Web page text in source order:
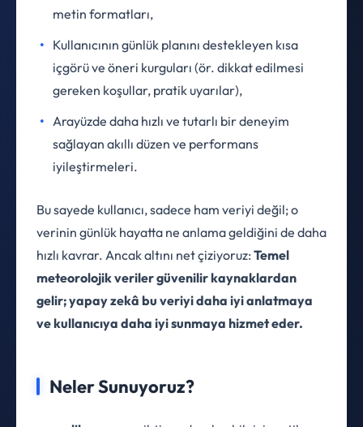
metin formatları,
Kullanıcının günlük planını destekleyen kısa
içgörü ve öneri kurguları (ör. dikkat edilmesi
gereken koşullar, pratik uyarılar),
Arayüzde daha hızlı ve tutarlı bir deneyim
sağlayan akıllı düzen ve performans
iyileştirmeleri.
Bu sayede kullanıcı, sadece ham veriyi değil; o
verinin günlük hayatta ne anlama geldiğini de daha
hızlı kavrar. Ancak altını net çiziyoruz: Temel
meteorolojik veriler güvenilir kaynaklardan
gelir; yapay zekâ bu veriyi daha iyi anlatmaya
ve kullanıcıya daha iyi sunmaya hizmet eder.
Neler Sunuyoruz?